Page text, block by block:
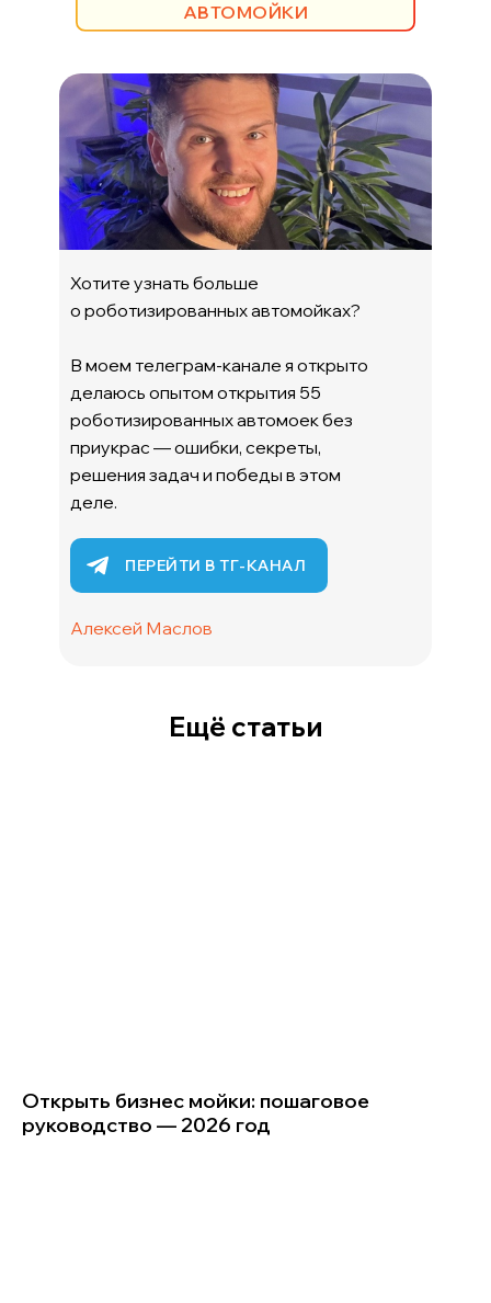
АВТОМОЙКИ
Алексей Маслов
ПЕРЕЙТИ В ТГ-КАНАЛ
Хотите узнать больше
о роботизированных автомойках?
В моем телеграм-канале я открыто
делаюсь опытом открытия 55
роботизированных автомоек без
приукрас — ошибки, секреты,
решения задач и победы в этом
деле.
Ещё статьи
Открыть бизнес мойки: пошаговое
руководство — 2026 год